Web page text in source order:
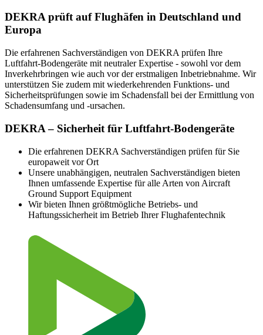
DEKRA prüft auf Flughäfen in Deutschland und
Europa
Die erfahrenen Sachverständigen von DEKRA prüfen Ihre
Luftfahrt-Bodengeräte mit neutraler Expertise - sowohl vor dem
Inverkehrbringen wie auch vor der erstmaligen Inbetriebnahme. Wir
unterstützen Sie zudem mit wiederkehrenden Funktions- und
Sicherheitsprüfungen sowie im Schadensfall bei der Ermittlung von
Schadensumfang und -ursachen.
DEKRA – Sicherheit für Luftfahrt-Bodengeräte
Die erfahrenen DEKRA Sachverständigen prüfen für Sie
europaweit vor Ort
Unsere unabhängigen, neutralen Sachverständigen bieten
Ihnen umfassende Expertise für alle Arten von Aircraft
Ground Support Equipment
Wir bieten Ihnen größtmögliche Betriebs- und
Haftungssicherheit im Betrieb Ihrer Flughafentechnik